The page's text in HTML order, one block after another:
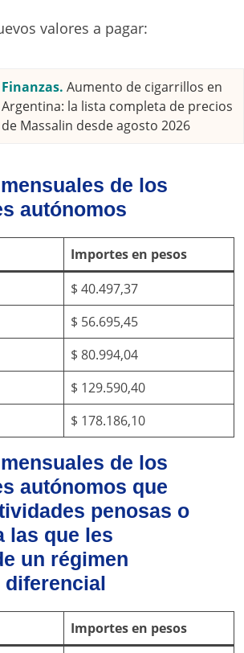
valores a pagar:
Finanzas. Aumento de cigarrillos en
Argentina: la lista completa de precios
de Massalin desde agosto 2026
de los
autónomos
Importes en pesos
$ 40.497,37
$ 56.695,45
$ 80.994,04
$ 129.590,40
$ 178.186,10
de los
autónomos que
penosas o
las que les
un régimen
Importes en pesos